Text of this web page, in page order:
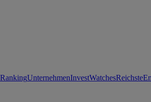
UnternehmenInvestWatchesReichste